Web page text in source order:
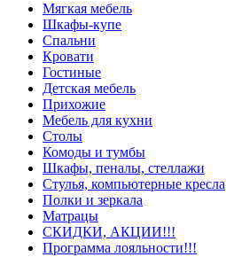
Мягкая мебель
Шкафы-купе
Спальни
Кровати
Гостиные
Детская мебель
Прихожие
Мебель для кухни
Столы
Комоды и тумбы
Шкафы, пеналы, стеллажи
Стулья, компьютерные кресла
Полки и зеркала
Матрацы
СКИДКИ, АКЦИИ!!!
Программа лояльности!!!